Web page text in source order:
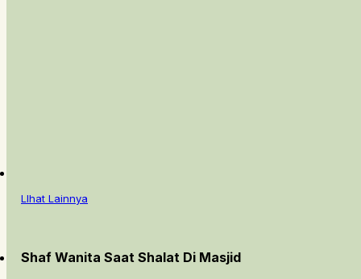
LIhat Lainnya
Shaf Wanita Saat Shalat Di Masjid